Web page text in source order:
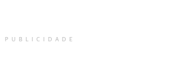
PUBLICIDADE